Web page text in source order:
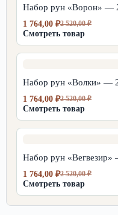
Набор рун «Ворон» —
2 520,00₽
Первоначальная
цена
составляла
1 764,00 ₽
Текущая
цена:
1
Смотреть товар
Набор рун «Волки» —
2 520,00₽
Первоначальная
цена
составляла
1 764,00 ₽
Текущая
цена:
1
Смотреть товар
Набор рун
2 520,00₽
Первоначальная
цена
составляла
2
1 764,00 ₽
Текущая
цена:
1
Смотреть товар